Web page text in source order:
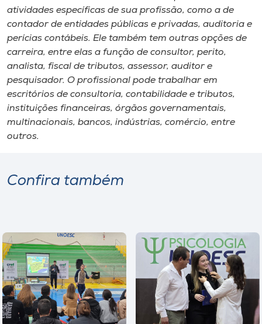
atividades específicas de sua profissão, como a de
contador de entidades públicas e privadas, auditoria e
perícias contábeis. Ele também tem outras opções de
carreira, entre elas a função de consultor, perito,
analista, fiscal de tributos, assessor, auditor e
pesquisador. O profissional pode trabalhar em
escritórios de consultoria, contabilidade e tributos,
instituições financeiras, órgãos governamentais,
multinacionais, bancos, indústrias, comércio, entre
outros.
Confira também